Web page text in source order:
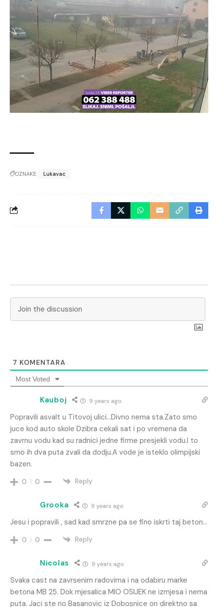
OZNAKE: Lukavac
7 KOMENTARA
Most Voted
Kauboj 9 years ago
Popravili asvalt u Titovoj ulici…Divno nema sta.Zato smo
juce kod auto skole Dzibra cekali sat i po vremena da
zavrnu vodu kad su radnici jedne firme presjekli vodu.I to
smo ih dva puta zvali da dodju.A vode je isteklo olimpijski
bazen.
0 0 Reply
Grooka 9 years ago
Jesu i popravili , sad kad smrzne pa se fino iskrti taj beton…
0 0 Reply
Nicolas 9 years ago
Svaka cast na zavrsenim radovima i na odabiru marke
betona MB 25. Dok mjesalica MIO OSIJEK ne izmjesa i nema
puta. Jaci ste no Basanovic iz Dobosnice on direktno sa